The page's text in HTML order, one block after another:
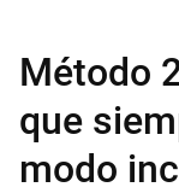
Método
que
modo